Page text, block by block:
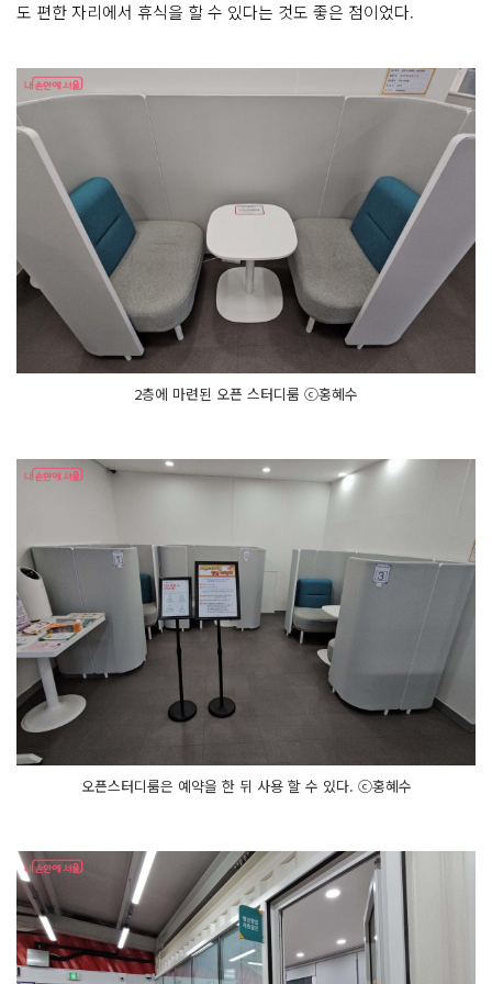
도 편한 자리에서 휴식을 할 수 있다는 것도 좋은 점이었다.
2층에 마련된 오픈 스터디룸 ⓒ홍혜수
오픈스터디룸은 예약을 한 뒤 사용 할 수 있다. ⓒ홍혜수